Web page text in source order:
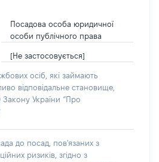
Посадова особа юридичної
особи публічного права
[Не застосовується]
осіб, які займають
відповідальне становище,
Закону України “Про
до посад, пов'язаних з
ризиків, згідно з